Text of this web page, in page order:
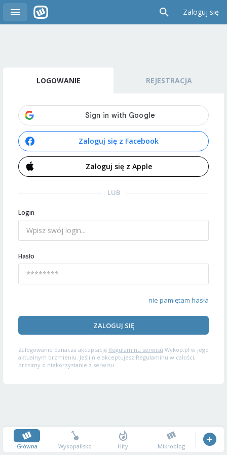
Zaloguj się
LOGOWANIE REJESTRACJA
Zaloguj się z Facebook
Zaloguj się z Apple
LUB
Login
Hasło
nie pamiętam hasła
ZALOGUJ SIĘ
Zalogowanie oznacza akceptację Regulaminu serwisu Wykop.pl w jego
aktualnym brzmieniu. Jeśli nie akceptujesz Regulaminu w całości,
prosimy o niekorzystanie z serwisu.
Główna Wykopalisko Hity Mikroblog